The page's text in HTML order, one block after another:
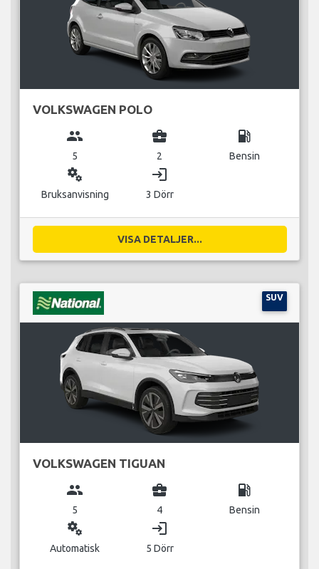
VOLKSWAGEN POLO
group
5
business_center
2
local_gas_station
Bensin
miscellaneous_services
Bruksanvisning
login
3 Dörr
VISA DETALJER...
SUV
VOLKSWAGEN TIGUAN
group
5
business_center
4
local_gas_station
Bensin
miscellaneous_services
Automatisk
login
5 Dörr